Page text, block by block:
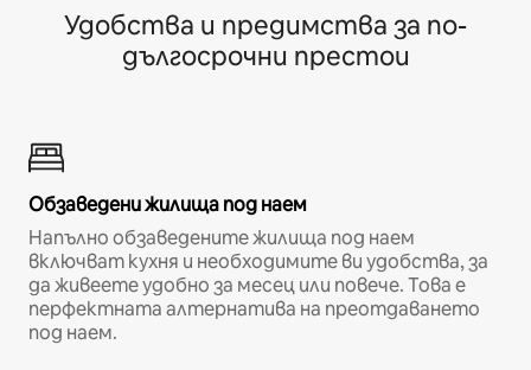
Удобства и предимства за по-
дългосрочни престои
Обзаведени жилища под наем
Напълно обзаведените жилища под наем
включват кухня и необходимите ви удобства, за
да живеете удобно за месец или повече. Това е
перфектната алтернатива на преотдаването
под наем.